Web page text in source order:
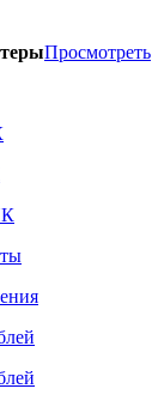
Просмотреть